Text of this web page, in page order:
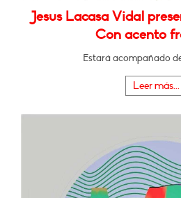
Jesus Lacasa Vidal
Con acento
Estará acompañado
Leer más...